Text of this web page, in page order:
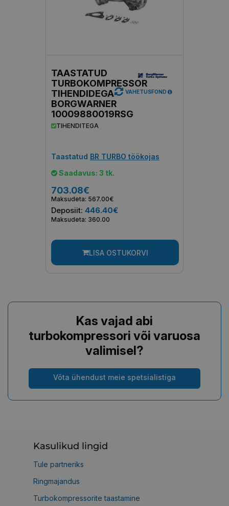
TAASTATUD
TURBOKOMPRESSOR
TIHENDIDEGA
BORGWARNER
10009880019RSG
TIHENDITEGA
Taastatud BR TURBO töökojas
Saadavus: 3 tk.
703.08€
Maksudeta: 567.00€
Deposiit: 446.40€
Maksudeta: 360.00
VAHETUSFOND
LISA OSTUKORVI
Kas vajad abi
turbokompressori või varuosa
valimisel?
Võta ühendust meie spetsialistiga
Kasulikud lingid
Tule partneriks
Ringmajandus
Turbokompressorite taastamine